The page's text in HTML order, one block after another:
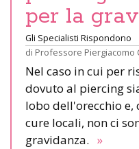
per la
Gli Specialisti Rispondono
di Professore Piergiacomo
Nel caso in cui per
dovuto al piercing
lobo dell'orecchio
cure locali, non ci
gravidanza. »